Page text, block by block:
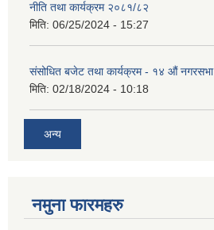
नीति तथा कार्यक्रम २०८१/८२
मिति: 06/25/2024 - 15:27
संसोधित बजेट तथा कार्यक्रम - १४ औं नगरसभा
मिति: 02/18/2024 - 10:18
अन्य
नमुना फारमहरु